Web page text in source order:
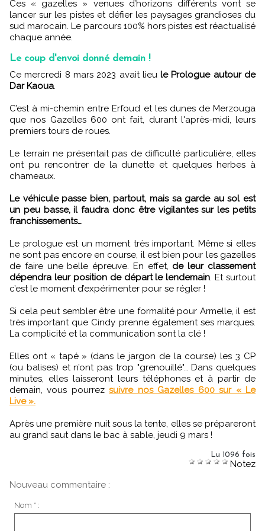
Ces « gazelles » venues d’horizons différents vont se
lancer sur les pistes et défier les paysages grandioses du
sud marocain. Le parcours 100% hors pistes est réactualisé
chaque année.
Le coup d'envoi donné demain !
Ce mercredi 8 mars 2023 avait lieu le Prologue autour de
Dar Kaoua
C’est à mi-chemin entre Erfoud et les dunes de Merzouga
que nos Gazelles 600 ont fait, durant l'après-midi, leurs
premiers tours de roues.
Le terrain ne présentait pas de difficulté particulière, elles
ont pu rencontrer de la dunette et quelques herbes à
chameaux.
Le véhicule passe bien, partout, mais sa garde au sol est
un peu basse, il faudra donc être vigilantes sur les petits
franchissements…
Le prologue est un moment très important. Même si elles
ne sont pas encore en course, il est bien pour les gazelles
de faire une belle épreuve. En effet, de leur classement
dépendra leur position de départ le lendemain . Et surtout
c’est le moment d’expérimenter pour se régler !
Si cela peut sembler être une formalité pour Armelle, il est
très important que Cindy prenne également ses marques.
La complicité et la communication sont la clé !
Elles ont « tapé » (dans le jargon de la course) les 3 CP
(ou balises) et n’ont pas trop "grenouillé"… Dans quelques
minutes, elles laisseront leurs téléphones et à partir de
demain, vous pourrezsuivre nos Gazelles 600 sur « Le
Live ».
Après une première nuit sous la tente, elles se prépareront
au grand saut dans le bac à sable, jeudi 9 mars !
Lu 1096 fois
Notez
Nouveau commentaire :
Nom * :